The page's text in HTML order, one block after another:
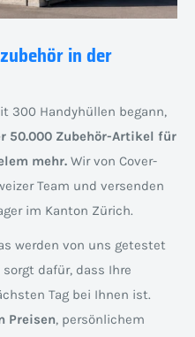
in der
300 Handyhüllen begann,
50.000 Zubehör-Artikel für
mehr. Wir von Cover-
Team und versenden
im Kanton Zürich.
werden von uns getestet
dafür, dass Ihre
Tag bei Ihnen ist.
Preisen, persönlichem